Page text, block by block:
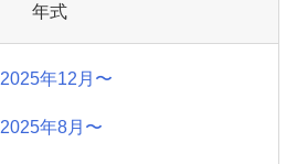
年式
2025年12月〜
2025年8月〜